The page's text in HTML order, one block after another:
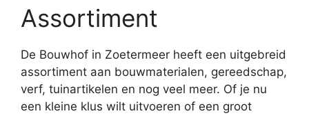
Assortiment
De Bouwhof in Zoetermeer heeft een uitgebreid
assortiment aan bouwmaterialen, gereedschap,
verf, tuinartikelen en nog veel meer. Of je nu
een kleine klus wilt uitvoeren of een groot